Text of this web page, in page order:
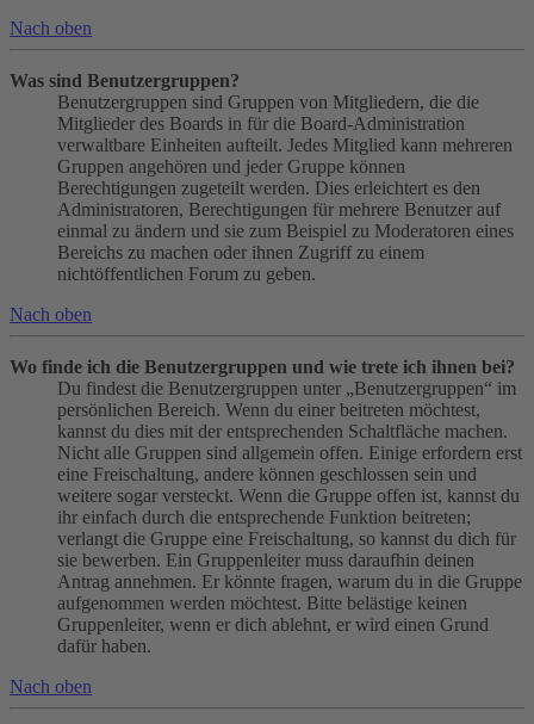
Nach oben
Was sind Benutzergruppen?
Benutzergruppen sind Gruppen von Mitgliedern, die die
Mitglieder des Boards in für die Board-Administration
verwaltbare Einheiten aufteilt. Jedes Mitglied kann mehreren
Gruppen angehören und jeder Gruppe können
Berechtigungen zugeteilt werden. Dies erleichtert es den
Administratoren, Berechtigungen für mehrere Benutzer auf
einmal zu ändern und sie zum Beispiel zu Moderatoren eines
Bereichs zu machen oder ihnen Zugriff zu einem
nichtöffentlichen Forum zu geben.
Nach oben
Wo finde ich die Benutzergruppen und wie trete ich ihnen bei?
Du findest die Benutzergruppen unter „Benutzergruppen“ im
persönlichen Bereich. Wenn du einer beitreten möchtest,
kannst du dies mit der entsprechenden Schaltfläche machen.
Nicht alle Gruppen sind allgemein offen. Einige erfordern erst
eine Freischaltung, andere können geschlossen sein und
weitere sogar versteckt. Wenn die Gruppe offen ist, kannst du
ihr einfach durch die entsprechende Funktion beitreten;
verlangt die Gruppe eine Freischaltung, so kannst du dich für
sie bewerben. Ein Gruppenleiter muss daraufhin deinen
Antrag annehmen. Er könnte fragen, warum du in die Gruppe
aufgenommen werden möchtest. Bitte belästige keinen
Gruppenleiter, wenn er dich ablehnt, er wird einen Grund
dafür haben.
Nach oben